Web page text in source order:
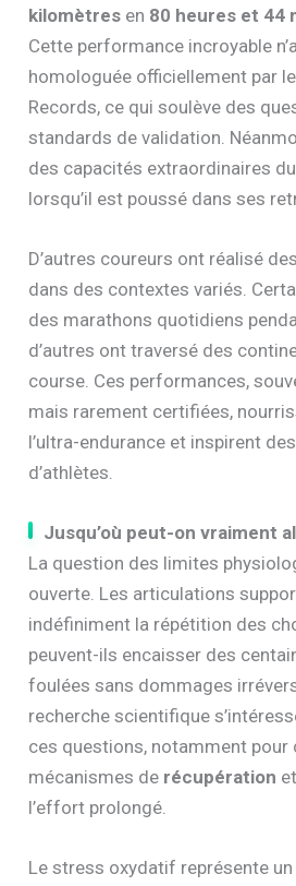
kilomètres en 80 heures et 44
Cette performance incroyable
homologuée officiellement par
Records, ce qui soulève des
standards de validation.
des capacités extraordinaires
lorsqu’il est poussé dans ses
D’autres coureurs ont réalisé
dans des contextes variés.
des marathons quotidiens
d’autres ont traversé des
course. Ces performances,
mais rarement certifiées,
l’ultra-endurance et inspirent
d’athlètes.
Jusqu’où peut-on vraiment
La question des limites
ouverte. Les articulations
indéfiniment la répétition des
peuvent-ils encaisser des
foulées sans dommages
recherche scientifique
ces questions, notamment pour
mécanismes de récupération
l’effort prolongé.
Le stress oxydatif représente